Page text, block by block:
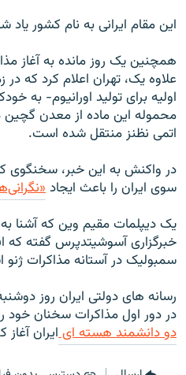
این مقام ایرانی به نام کشور یاد
همچنين يک روز مانده به آغاز
علاوه يک، تهران اعلام کرد که در
اوليه برای توليد اورانيوم- به
محموله اين ماده از معدن گچين
اتمی نظنز منتقل شده است.
در واکنش به این خبر، سخنگوی
سوی ایران را باعث ایجاد
يک ديپلمات مقيم وين که آشنا
خبرگزاری آسوشيتدپرس گفته که
سمبوليک در آستانه مذاکرات
رسانه های دولتی ایران روز
در دور اول مذاکرات سخنان خود
دو دانشمند هسته ایایران آغاز